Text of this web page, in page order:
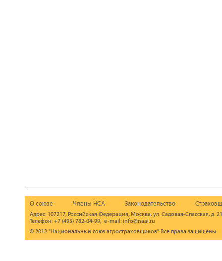
О союзе Члены НСА Законодательство
Адрес: 107217, Российская Федерация, Москва, ул. Садовая-Спасская, д.
Телефон: +7 (495) 782-04-99, e-mail: info@naai.ru
© 2012 "Национальный союз агростраховщиков" Все права защищены